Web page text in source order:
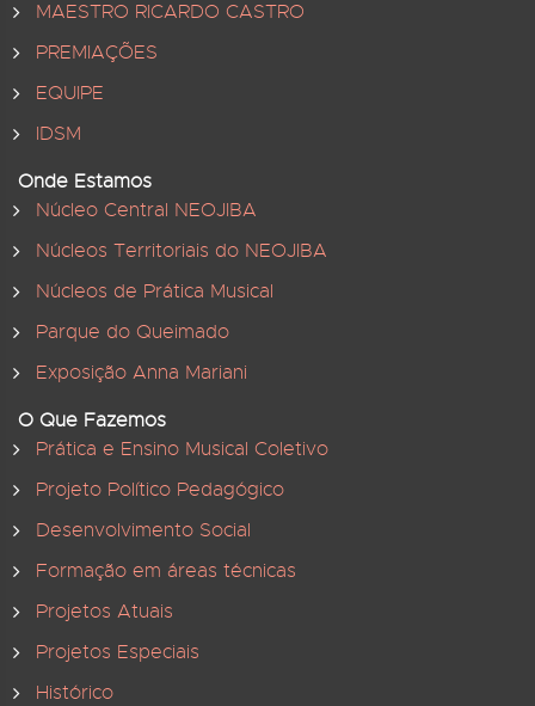
MAESTRO RICARDO CASTRO
PREMIAÇÕES
EQUIPE
IDSM
Onde Estamos
Núcleo Central NEOJIBA
Núcleos Territoriais do NEOJIBA
Núcleos de Prática Musical
Parque do Queimado
Exposição Anna Mariani
O Que Fazemos
Prática e Ensino Musical Coletivo
Projeto Político Pedagógico
Desenvolvimento Social
Formação em áreas técnicas
Projetos Atuais
Projetos Especiais
Histórico